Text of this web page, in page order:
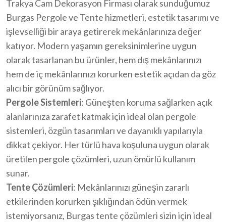
Trakya Cam Dekorasyon Firması olarak sunduğumuz
Burgas Pergole ve Tente hizmetleri, estetik tasarımı ve
işlevselliği bir araya getirerek mekânlarınıza değer
katıyor. Modern yaşamın gereksinimlerine uygun
olarak tasarlanan bu ürünler, hem dış mekânlarınızı
hem de iç mekânlarınızı korurken estetik açıdan da göz
alıcı bir görünüm sağlıyor.
Pergole Sistemleri: Güneşten koruma sağlarken açık
alanlarınıza zarafet katmak için ideal olan pergole
sistemleri, özgün tasarımları ve dayanıklı yapılarıyla
dikkat çekiyor. Her türlü hava koşuluna uygun olarak
üretilen pergole çözümleri, uzun ömürlü kullanım
sunar.
Tente Çözümleri: Mekânlarınızı güneşin zararlı
etkilerinden korurken şıklığından ödün vermek
istemiyorsanız, Burgas tente çözümleri sizin için ideal